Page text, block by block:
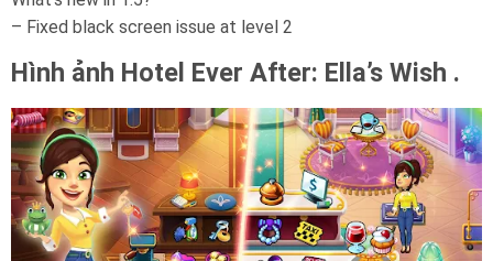
– Fixed black screen issue at level 2
Hình ảnh Hotel Ever After: Ella’s Wish .